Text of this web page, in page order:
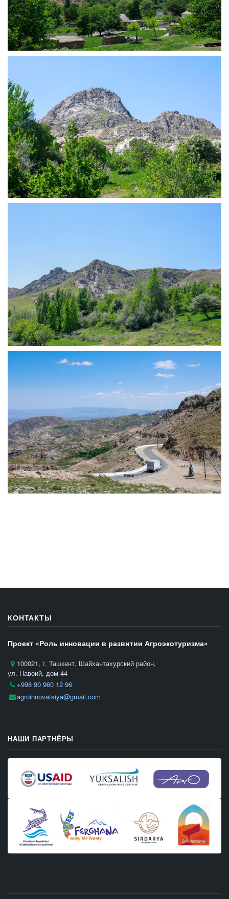
КОНТАКТЫ
Проект «Роль инновации в развитии Агроэкотуризма»
100021, г. Ташкент, Шайхантахурский район,
ул. Навоий, дом 44
+998 90 960 12 96
agroinnovatsiya@gmail.com
НАШИ ПАРТНЁРЫ